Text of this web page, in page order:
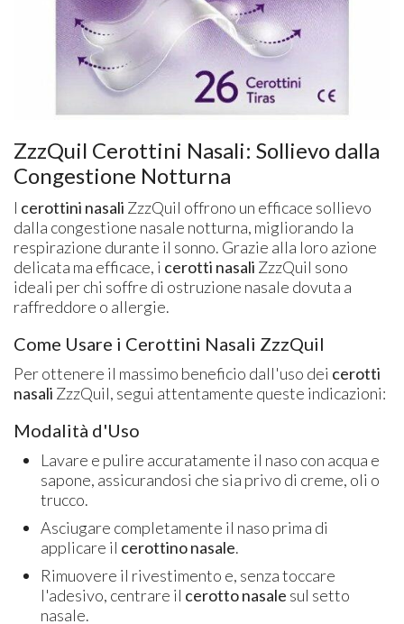
ZzzQuil Cerottini Nasali: Sollievo dalla
Congestione Notturna
I cerottini nasali ZzzQuil offrono un efficace sollievo
dalla congestione nasale notturna, migliorando la
respirazione durante il sonno. Grazie alla loro azione
delicata ma efficace, i cerotti nasali ZzzQuil sono
ideali per chi soffre di ostruzione nasale dovuta a
raffreddore o allergie.
Come Usare i Cerottini Nasali ZzzQuil
Per ottenere il massimo beneficio dall'uso dei cerotti
nasali ZzzQuil, segui attentamente queste indicazioni:
Modalità d'Uso
Lavare e pulire accuratamente il naso con acqua e
sapone, assicurandosi che sia privo di creme, oli o
trucco.
Asciugare completamente il naso prima di
applicare il cerottino nasale.
Rimuovere il rivestimento e, senza toccare
l'adesivo, centrare il cerotto nasale sul setto
nasale.